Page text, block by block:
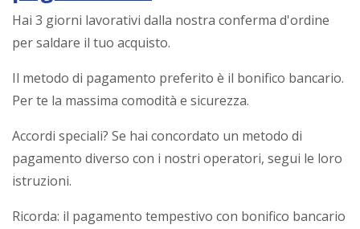
Hai 3 giorni lavorativi dalla nostra conferma d'ordine
per saldare il tuo acquisto.
Il metodo di pagamento preferito è il bonifico bancario.
Per te la massima comodità e sicurezza.
Accordi speciali? Se hai concordato un metodo di
pagamento diverso con i nostri operatori, segui le loro
istruzioni.
Ricorda: il pagamento tempestivo con bonifico bancario